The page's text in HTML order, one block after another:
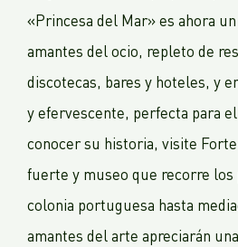
«Princesa del Mar» es ahora
amantes del ocio, repleto de
discotecas, bares y hoteles, y
y efervescente, perfecta para
conocer su historia, visite Forte
fuerte y museo que recorre los
colonia portuguesa hasta
amantes del arte apreciarán